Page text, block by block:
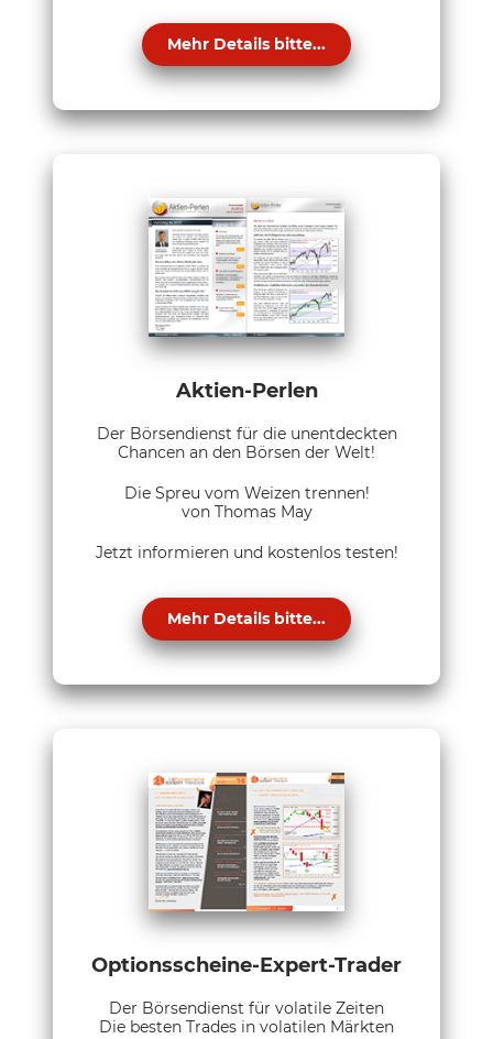
Mehr Details bitte...
Aktien-Perlen
Der Börsendienst für die unentdeckten
Chancen an den Börsen der Welt!
Die Spreu vom Weizen trennen!
von Thomas May
Jetzt informieren und kostenlos testen!
Mehr Details bitte...
Optionsscheine-Expert-Trader
Der Börsendienst für volatile Zeiten
Die besten Trades in volatilen Märkten